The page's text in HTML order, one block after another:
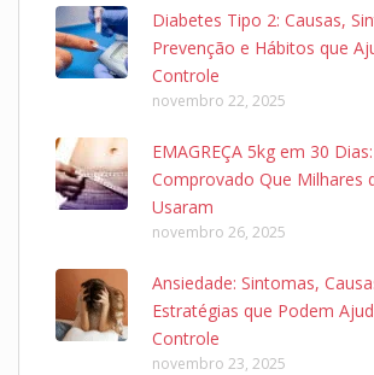
Diabetes Tipo 2: Causas,
Prevenção e Hábitos que
Controle
novembro 22, 2025
EMAGREÇA 5kg em 30
Comprovado Que Milhares
Usaram
novembro 26, 2025
Ansiedade: Sintomas,
Estratégias que Podem
Controle
novembro 23, 2025